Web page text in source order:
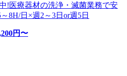
!医療器材の洗浄・滅菌業務で安
8H/日×週2～3日or週5日
円〜